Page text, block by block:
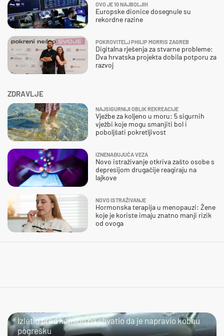
ZDRAVLJE
NAJSIGURNIJI OBLIK REKREACIJE
Vježbe za koljeno u moru: 5 sigurnih
vježbi koje mogu smanjiti bol i
poboljšati pokretljivost
IZNENAĐUJUĆA VEZA
Novo istraživanje otkriva zašto osobe s
depresijom drugačije reagiraju na
lajkove
NOVO ISTRAŽIVANJE
Hormonska terapija u menopauzi: Žene
koje je koriste imaju znatno manji rizik
od ovoga
OVO JE 10 NAJBOLJIH
Europske dionice dosegnule su
rekordne razine
POKROVITELJ PHILIP MORRIS ZAGREB
Digitalna rješenja za stvarne probleme:
Dva hrvatska projekta dobila potporu za
razvoj
Izletio pred kamion pa shvatio da je napravio kobnu
pogrešku